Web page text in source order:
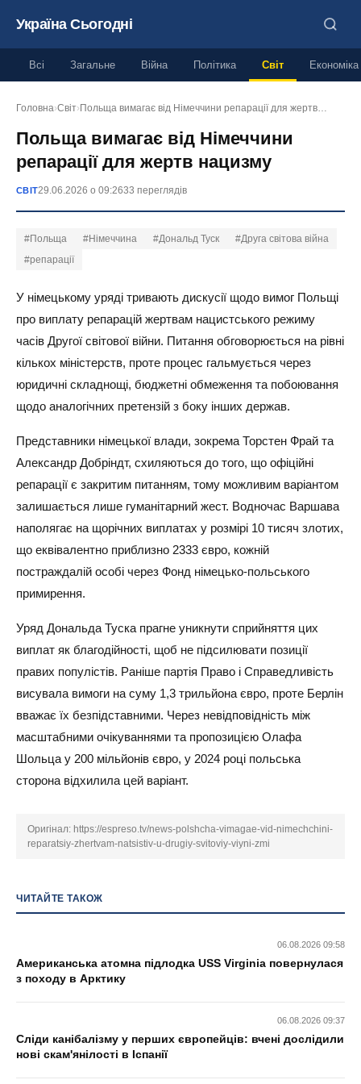
Україна Сьогодні
Всі Загальне Війна Політика Світ Економіка
Головна›Світ› Польща вимагає від Німеччини репарації для жертв…
Польща вимагає від Німеччини
репарації для жертв нацизму
СВІТ29.06.2026 о 09:2633 переглядів
#Польща #Німеччина #Дональд Туск
#Друга світова війна
#репарації
У німецькому уряді тривають дискусії щодо вимог Польщі
про виплату репарацій жертвам нацистського режиму
часів Другої світової війни. Питання обговорюється на рівні
кількох міністерств, проте процес гальмується через
юридичні складнощі, бюджетні обмеження та побоювання
щодо аналогічних претензій з боку інших держав.
Представники німецької влади, зокрема Торстен Фрай та
Александр Добріндт, схиляються до того, що офіційні
репарації є закритим питанням, тому можливим варіантом
залишається лише гуманітарний жест. Водночас Варшава
наполягає на щорічних виплатах у розмірі 10 тисяч злотих,
що еквівалентно приблизно 2333 євро, кожній
постраждалій особі через Фонд німецько-польського
примирення.
Уряд Дональда Туска прагне уникнути сприйняття цих
виплат як благодійності, щоб не підсилювати позиції
правих популістів. Раніше партія Право і Справедливість
висувала вимоги на суму 1,3 трильйона євро, проте Берлін
вважає їх безпідставними. Через невідповідність між
масштабними очікуваннями та пропозицією Олафа
Шольца у 200 мільйонів євро, у 2024 році польська
сторона відхилила цей варіант.
Оригінал: https://espreso.tv/news-polshcha-vimagae-vid-nimechchini-
reparatsiy-zhertvam-natsistiv-u-drugiy-svitoviy-viyni-zmi
ЧИТАЙТЕ ТАКОЖ
06.08.2026 09:58
Американська атомна підлодка USS Virginia повернулася
з походу в Арктику
06.08.2026 09:37
Сліди канібалізму у перших європейців: вчені дослідили
нові скам'янілості в Іспанії